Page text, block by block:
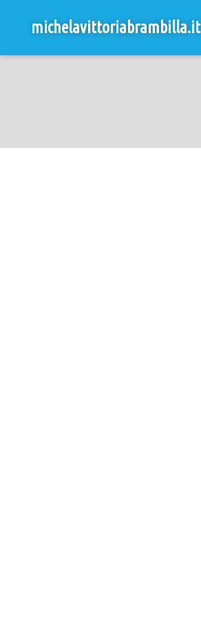
michelavittoriabrambilla.it